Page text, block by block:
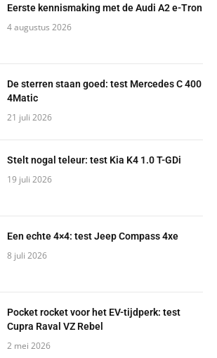
Eerste kennismaking met de Audi A2 e-Tron
4 augustus 2026
De sterren staan goed: test Mercedes C 400
4Matic
21 juli 2026
Stelt nogal teleur: test Kia K4 1.0 T-GDi
19 juli 2026
Een echte 4×4: test Jeep Compass 4xe
8 juli 2026
Pocket rocket voor het EV-tijdperk: test
Cupra Raval VZ Rebel
2 mei 2026